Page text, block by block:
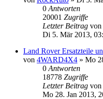
0 Antworten
20001 Zugriffe
Letzter Beitrag von
Di 5. Mär 2013,
Land Rover Ersatzteile
von 4WARD4X4 » Mo
0 Antworten
18778 Zugriffe
Letzter Beitrag von
Mo 28. Jan 2013,